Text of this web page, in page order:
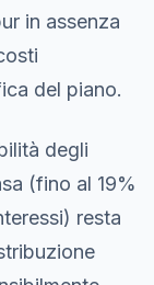
in assenza
del piano.
degli
(fino al 19%
resta